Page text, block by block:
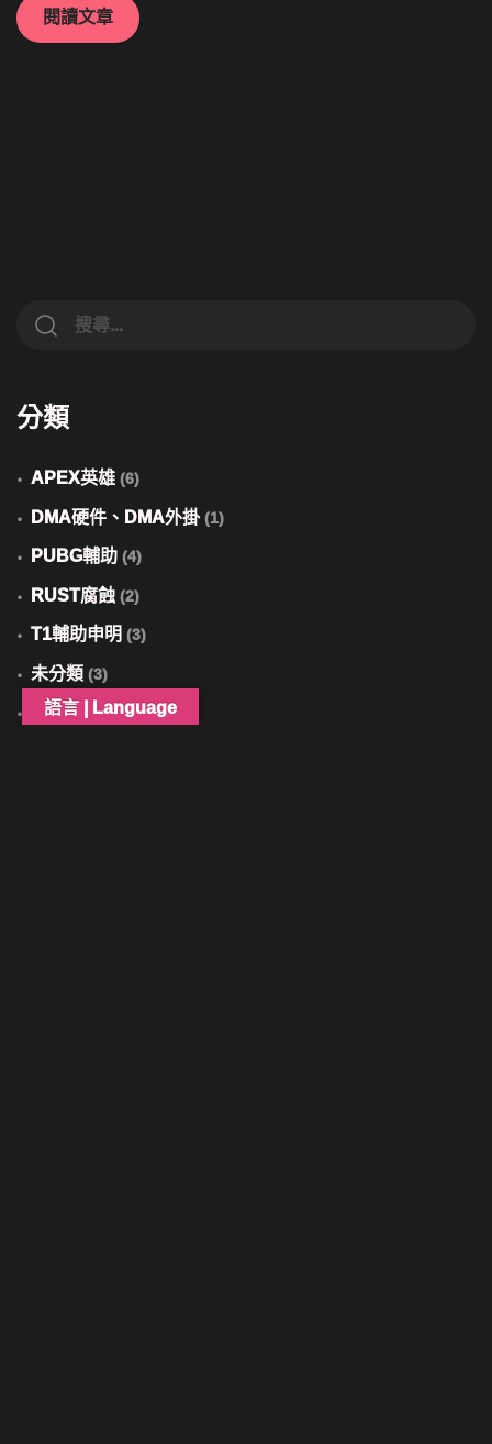
閱讀文章
分類
APEX英雄 (6)
DMA硬件、DMA外掛(1)
PUBG輔助 (4)
RUST腐蝕 (2)
T1輔助申明 (3)
未分類 (3)
楓之谷外掛(1)
語言 | Language